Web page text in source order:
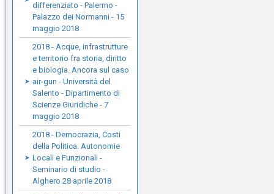
differenziato - Palermo -
Palazzo dei Normanni - 15
maggio 2018
2018 - Acque, infrastrutture
e territorio fra storia, diritto
e biologia. Ancora sul caso
air-gun - Università del
Salento - Dipartimento di
Scienze Giuridiche - 7
maggio 2018
2018 - Democrazia, Costi
della Politica. Autonomie
Locali e Funzionali -
Seminario di studio -
Alghero 28 aprile 2018